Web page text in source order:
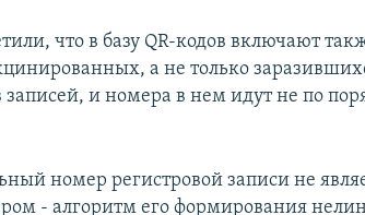
что в базу QR-кодов включают
а не только
и номера в нем идут не по
номер регистровой записи не
- алгоритм его формирования